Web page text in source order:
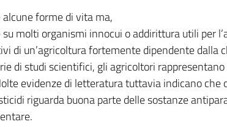
forme di vita ma,
molti organismi innocui o addirittura utili per
di un’agricoltura fortemente dipendente dalla
di studi scientifici, gli agricoltori
evidenze di letteratura tuttavia indicano che
riguarda buona parte delle sostanze